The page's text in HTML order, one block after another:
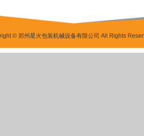
© 郑州星火包装机械设备有限公司 All Rights